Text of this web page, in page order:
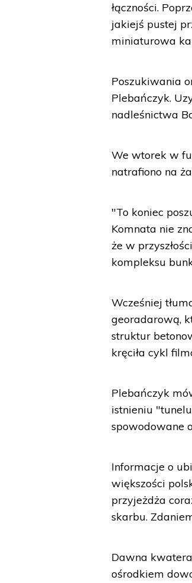
łączności.
jakiejś pustej
miniaturowa
Poszukiwania
Plebańczyk.
nadleśnictwa
We wtorek w
natrafiono na
"To koniec
Komnata nie
że w
kompleksu
Wcześniej
georadarową,
struktur
kręciła cykl
Plebańczyk
istnieniu
spowodowane
Informacje o
większości
przyjeżdża
skarbu.
Dawna
ośrodkiem